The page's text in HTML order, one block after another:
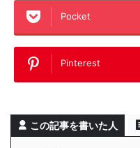
Pocket
Pinterest
この記事を書いた人